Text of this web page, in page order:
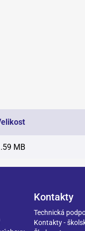
MB
Kontakty
Technická
Kontakty -